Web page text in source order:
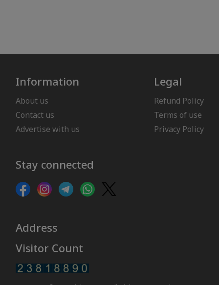
Information
About us
Contact us
Advertise with us
Legal
Refund Policy
Terms of use
Privacy Policy
Stay connected
Address
Visitor Count